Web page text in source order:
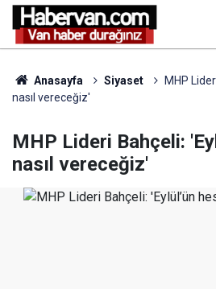
Anasayfa Siyaset
MHP
nasıl vereceğiz'
MHP Lideri Bahçeli:
nasıl vereceğiz'